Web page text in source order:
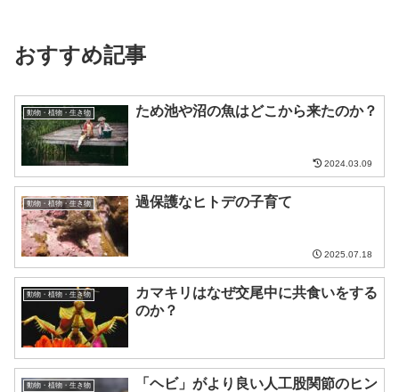
おすすめ記事
動物・植物・生き物 ため池や沼の魚はどこから来たのか？
2024.03.09
動物・植物・生き物 過保護なヒトデの子育て
2025.07.18
動物・植物・生き物
カマキリはなぜ交尾中に共食いをする
のか？
動物・植物・生き物
「ヘビ」がより良い人工股関節のヒン